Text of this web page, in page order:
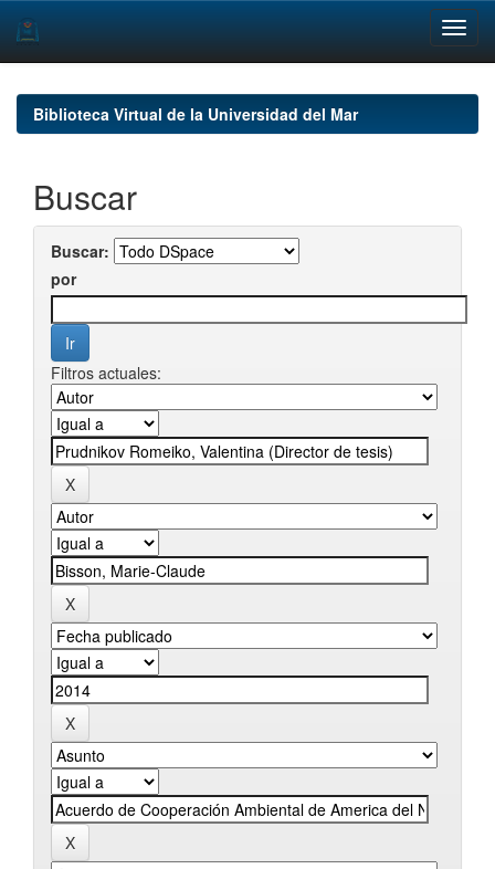
navigationBiblioteca Virtual de la Universidad del Mar
Buscar
Buscar:
por
Filtros actuales: